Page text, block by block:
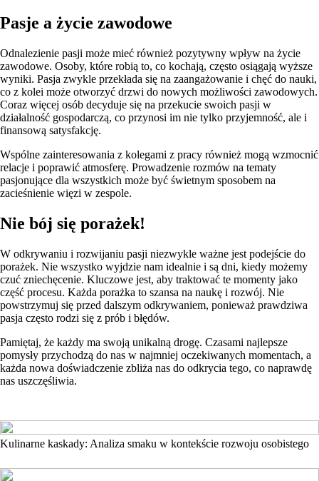
Pasje a życie zawodowe
Odnalezienie pasji może mieć również pozytywny wpływ na życie
zawodowe. Osoby, które robią to, co kochają, często osiągają wyższe
wyniki. Pasja zwykle przekłada się na zaangażowanie i chęć do nauki,
co z kolei może otworzyć drzwi do nowych możliwości zawodowych.
Coraz więcej osób decyduje się na przekucie swoich pasji w
działalność gospodarczą, co przynosi im nie tylko przyjemność, ale i
finansową satysfakcję.
Wspólne zainteresowania z kolegami z pracy również mogą wzmocnić
relacje i poprawić atmosferę. Prowadzenie rozmów na tematy
pasjonujące dla wszystkich może być świetnym sposobem na
zacieśnienie więzi w zespole.
Nie bój się porażek!
W odkrywaniu i rozwijaniu pasji niezwykle ważne jest podejście do
porażek. Nie wszystko wyjdzie nam idealnie i są dni, kiedy możemy
czuć zniechęcenie. Kluczowe jest, aby traktować te momenty jako
część procesu. Każda porażka to szansa na naukę i rozwój. Nie
powstrzymuj się przed dalszym odkrywaniem, ponieważ prawdziwa
pasja często rodzi się z prób i błędów.
Pamiętaj, że każdy ma swoją unikalną drogę. Czasami najlepsze
pomysły przychodzą do nas w najmniej oczekiwanych momentach, a
każda nowa doświadczenie zbliża nas do odkrycia tego, co naprawdę
nas uszczęśliwia.
Kulinarne kaskady: Analiza smaku w kontekście rozwoju osobistego